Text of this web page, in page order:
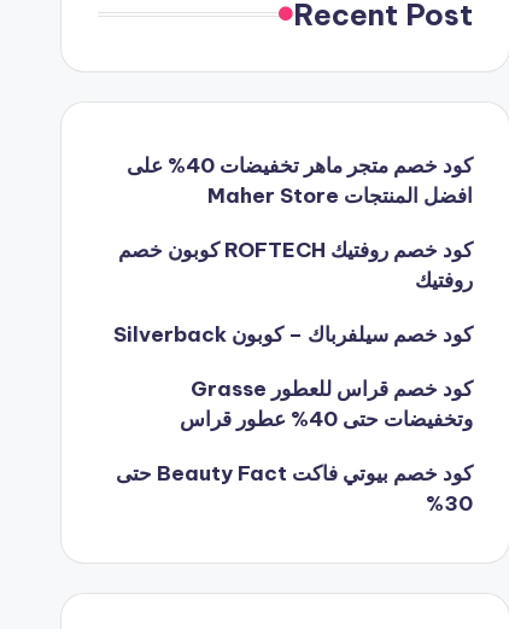
Recent Post
كود خصم متجر ماهر تخفيضات 40% على
افضل المنتجات Maher Store
كود خصم روفتيك ROFTECH كوبون خصم
روفتيك
كود خصم سيلفرباك – كوبون Silverback
كود خصم قراس للعطور Grasse
وتخفيضات حتى 40% عطور قراس
كود خصم بيوتي فاكت Beauty Fact حتى
30%